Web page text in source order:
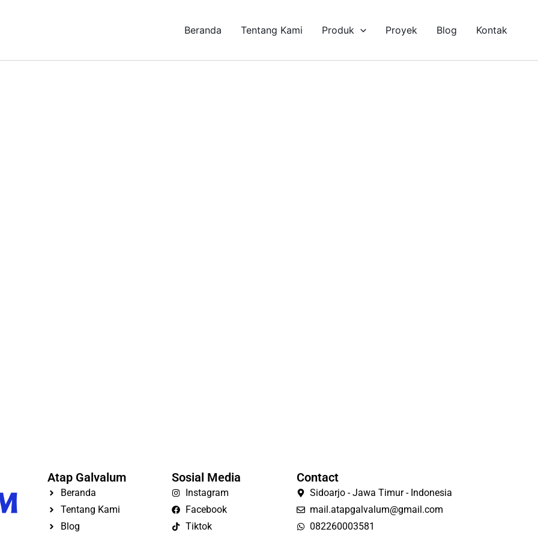
Beranda Tentang Kami Produk Proyek Blog Kontak
Atap Galvalum
Beranda
Tentang Kami
Blog
Sosial Media
Instagram
Facebook
Tiktok
Contact
Sidoarjo - Jawa Timur - Indonesia
mail.atapgalvalum@gmail.com
082260003581